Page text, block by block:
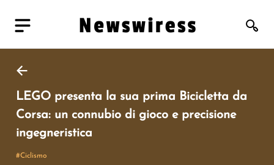
LEGO presenta la sua prima Bicicletta da
Corsa: un connubio di gioco e precisione
ingegneristica
#Ciclismo